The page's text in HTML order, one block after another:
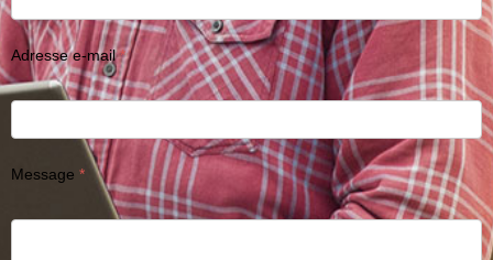
Adresse e-mail
Message